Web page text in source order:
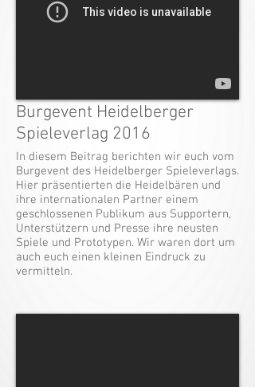
Burgevent Heidelberger
Spieleverlag 2016
In diesem Beitrag berichten wir euch vom
Burgevent des Heidelberger Spieleverlags.
Hier präsentierten die Heidelbären und
ihre internationalen Partner einem
geschlossenen Publikum aus Supportern,
Unterstützern und Presse ihre neusten
Spiele und Prototypen. Wir waren dort um
auch euch einen kleinen Eindruck zu
vermitteln.